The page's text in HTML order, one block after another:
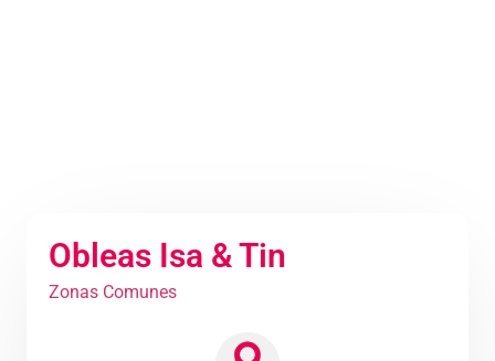
Obleas Isa & Tin
Zonas Comunes